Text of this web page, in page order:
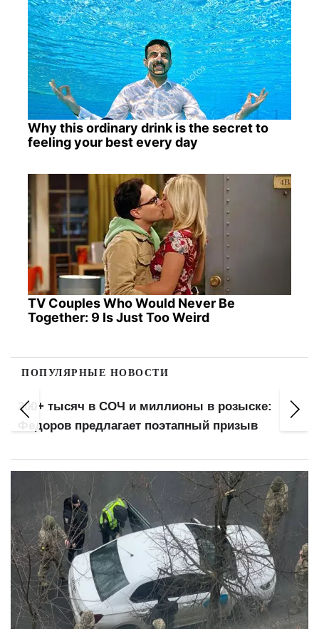
Why this ordinary drink is the secret to
feeling your best every day
TV Couples Who Would Never Be
Together: 9 Is Just Too Weird
ПОПУЛЯРНЫЕ НОВОСТИ
200+ тысяч в СОЧ и миллионы в розыске:
Федоров предлагает поэтапный призыв